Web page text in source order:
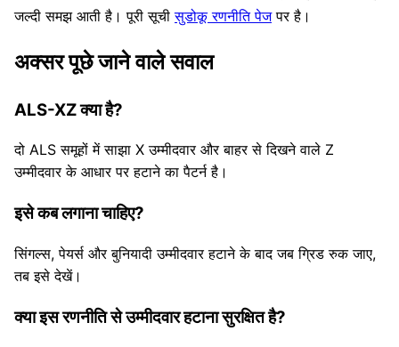
जल्दी समझ आती है। पूरी सूचीसुडोकू रणनीति पेजपर है।
अक्सर पूछे जाने वाले सवाल
ALS-XZ क्या है?
दो ALS समूहों में साझा X उम्मीदवार और बाहर से दिखने वाले Z
उम्मीदवार के आधार पर हटाने का पैटर्न है।
इसे कब लगाना चाहिए?
सिंगल्स, पेयर्स और बुनियादी उम्मीदवार हटाने के बाद जब ग्रिड रुक जाए,
तब इसे देखें।
क्या इस रणनीति से उम्मीदवार हटाना सुरक्षित है?